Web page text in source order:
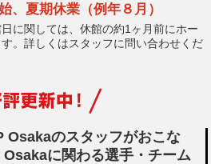
、 夏期休業（例年８月）
に関しては、休館の約1ヶ月前にホー
。詳しくはスタッフに問い合わせくだ
Osakaのスタッフがおこな
Osakaに関わる選手・チーム